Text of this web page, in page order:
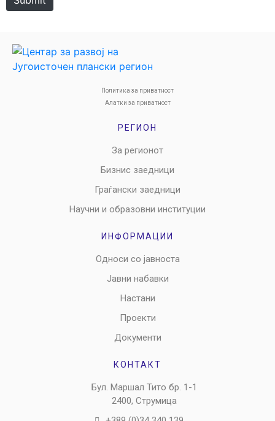
Политика за приватност
Алатки за приватност
РЕГИОН
За регионот
Бизнис заедници
Граѓански заедници
Научни и образовни институции
ИНФОРМАЦИИ
Односи со јавноста
Јавни набавки
Настани
Проекти
Документи
КОНТАКТ
Бул. Маршал Тито бр. 1-1
2400, Струмица